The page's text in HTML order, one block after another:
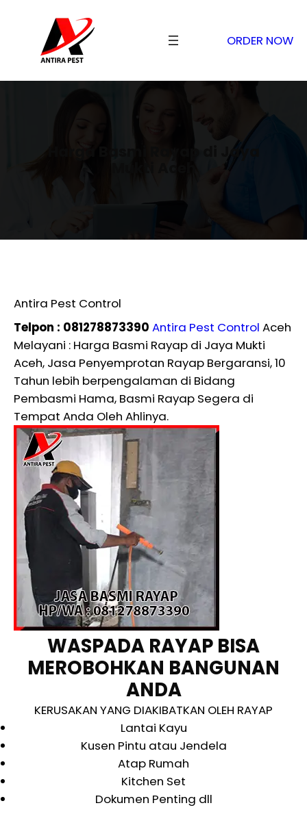
ORDER NOW
Harga Basmi Rayap di Jaya
Antira Pest Control
Telpon : 081278873390 Antira Pest Control Aceh
Melayani : Harga Basmi Rayap di Jaya Mukti
Aceh, Jasa Penyemprotan Rayap Bergaransi, 10
Tahun lebih berpengalaman di Bidang
Pembasmi Hama, Basmi Rayap Segera di
Tempat Anda Oleh Ahlinya.
WASPADA RAYAP BISA
MEROBOHKAN BANGUNAN
ANDA
KERUSAKAN YANG DIAKIBATKAN OLEH RAYAP
Lantai Kayu
Kusen Pintu atau Jendela
Atap Rumah
Kitchen Set
Dokumen Penting dll